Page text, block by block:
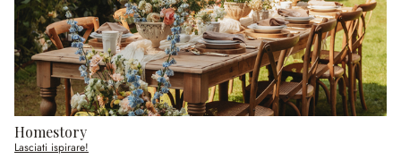
Homestory
Lasciati ispirare!